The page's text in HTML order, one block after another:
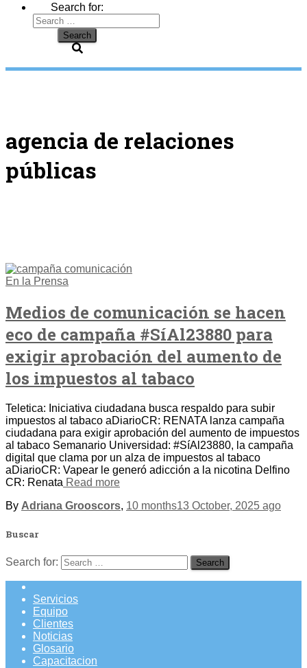
Search for:
agencia de relaciones
públicas
En la Prensa
Medios de comunicación se hacen
eco de campaña #SíAl23880 para
exigir aprobación del aumento de
los impuestos al tabaco
Teletica: Iniciativa ciudadana busca respaldo para subir
impuestos al tabaco aDiarioCR: RENATA lanza campaña
ciudadana para exigir aprobación del aumento de impuestos
al tabaco Semanario Universidad: #SíAl23880, la campaña
digital que clama por un alza de impuestos al tabaco
aDiarioCR: Vapear le generó adicción a la nicotina Delfino
CR: Renata Read more
By Adriana Grooscors, 10 months13 October, 2025 ago
Buscar
Search for:
Servicios
Equipo
Clientes
Noticias
Glosario
Capacitacion